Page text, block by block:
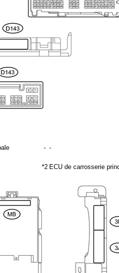
- -
*2 ECU de carrosserie